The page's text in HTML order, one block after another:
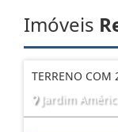
Imóveis
TERRENO COM
Jardim